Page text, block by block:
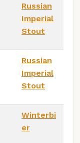
Russian
Imperial
Stout
Russian
Imperial
Stout
Winterbi
er